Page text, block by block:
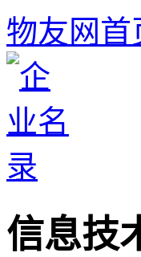
物友网首
信息技